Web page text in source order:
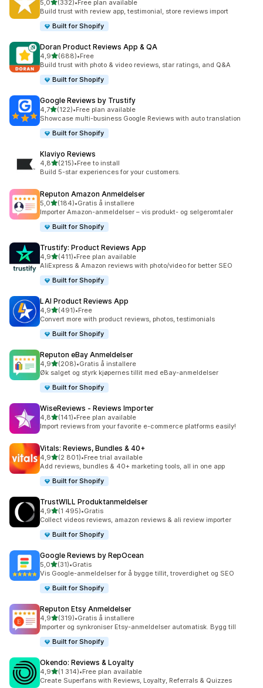
5,0av 5 stjerner
(332)
Totalt 332 omtaler
•Free plan available
Build trust with review app, testimonial, store reviews import
Built for Shopify
Doran Product Reviews App & QA
4,9av 5 stjerner
(688)
Totalt 688 omtaler
•Free
Build trust with photo & video reviews, star ratings, and Q&A
Built for Shopify
Google Reviews by Trustify
4,7av 5 stjerner
(122)
Totalt 122 omtaler
•Free plan available
Showcase multi-business Google Reviews with auto translation
Built for Shopify
Klaviyo Reviews
4,8av 5 stjerner
(215)
Totalt 215 omtaler
•Free to install
Build 5-star experiences for your customers.
Reputon Amazon Anmeldelser
5,0av 5 stjerner
(184)
Totalt 184 omtaler
•Gratis å installere
Importer Amazon-anmeldelser – vis produkt- og selgeromtaler
Built for Shopify
Trustify: Product Reviews App
4,9av 5 stjerner
(411)
Totalt 411 omtaler
•Free plan available
AliExpress & Amazon reviews with photo/video for better SEO
Built for Shopify
LAI Product Reviews App
4,9av 5 stjerner
(491)
Totalt 491 omtaler
•Free
Convert more with product reviews, photos, testimonials
Built for Shopify
Reputon eBay Anmeldelser
4,9av 5 stjerner
(208)
Totalt 208 omtaler
•Gratis å installere
Øk salget og styrk kjøpernes tillit med eBay-anmeldelser
Built for Shopify
WiseReviews ‑ Reviews Importer
4,8av 5 stjerner
(141)
Totalt 141 omtaler
•Free plan available
Import reviews from your favorite e-commerce platforms easily!
Vitals: Reviews, Bundles & 40+
4,9av 5 stjerner
(2 801)
Totalt 2801 omtaler
•Free trial available
Add reviews, bundles & 40+ marketing tools, all in one app
Built for Shopify
TrustWILL Produktanmeldelser
4,9av 5 stjerner
(1 495)
Totalt 1495 omtaler
•Gratis
Collect videos reviews, amazon reviews & ali review importer
Built for Shopify
Google Reviews by RepOcean
5,0av 5 stjerner
(31)
Totalt 31 omtaler
•Gratis
Vis Google-anmeldelser for å bygge tillit, troverdighet og SEO
Built for Shopify
Reputon Etsy Anmeldelser
4,9av 5 stjerner
(319)
Totalt 319 omtaler
•Gratis å installere
Importer og synkroniser Etsy-anmeldelser automatisk. Bygg till
Built for Shopify
Okendo: Reviews & Loyalty
4,9av 5 stjerner
(1 314)
Totalt 1314 omtaler
•Free plan available
Create Superfans with Reviews, Loyalty, Referrals & Quizzes